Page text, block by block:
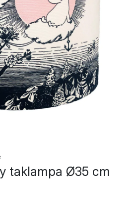
taklampa Ø35 cm